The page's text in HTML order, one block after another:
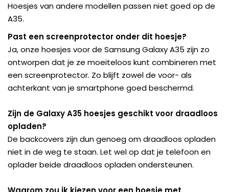
Hoesjes van andere modellen passen niet goed op de
A35.
Past een screenprotector onder dit hoesje?
Ja, onze hoesjes voor de Samsung Galaxy A35 zijn zo
ontworpen dat je ze moeiteloos kunt combineren met
een screenprotector. Zo blijft zowel de voor- als
achterkant van je smartphone goed beschermd.
Zijn de Galaxy A35 hoesjes geschikt voor draadloos
opladen?
De backcovers zijn dun genoeg om draadloos opladen
niet in de weg te staan. Let wel op dat je telefoon en
oplader beide draadloos opladen ondersteunen.